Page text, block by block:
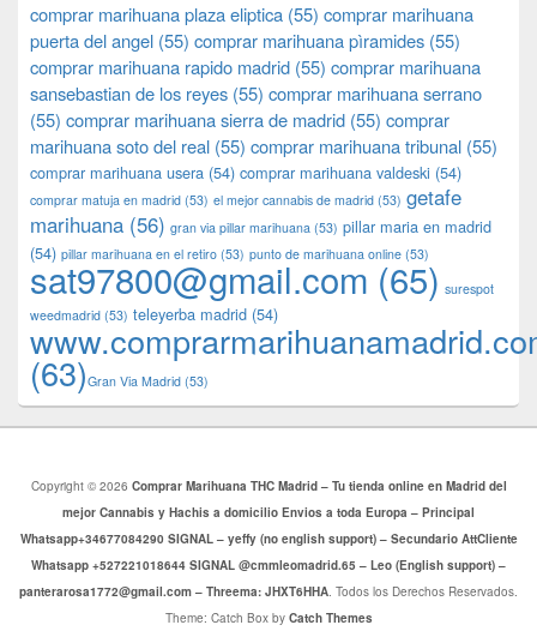
comprar marihuana plaza eliptica (55) comprar marihuana
puerta del angel (55) comprar marihuana pìramides (55)
comprar marihuana rapido madrid (55) comprar marihuana
sansebastian de los reyes (55) comprar marihuana serrano
(55) comprar marihuana sierra de madrid (55) comprar
marihuana soto del real (55) comprar marihuana tribunal (55)
comprar marihuana usera (54) comprar marihuana valdeski (54)
comprar matuja en madrid (53) el mejor cannabis de madrid (53) getafe
marihuana (56) gran via pillar marihuana (53) pillar maria en madrid
(54) pillar marihuana en el retiro (53) punto de marihuana online (53)
sat97800@gmail.com (65) surespot
weedmadrid (53) teleyerba madrid (54)
(63)​​Gran Via Madrid (53)
Copyright © 2026 Comprar Marihuana THC Madrid – Tu tienda online en Madrid del
mejor Cannabis y Hachis a domicilio Envios a toda Europa – Principal
Whatsapp+34677084290 SIGNAL – yeffy (no english support) – Secundario AttCliente
Whatsapp +527221018644 SIGNAL @cmmleomadrid.65 – Leo (English support) –
panterarosa1772@gmail.com – Threema: JHXT6HHA. Todos los Derechos Reservados.
Theme: Catch Box by Catch Themes